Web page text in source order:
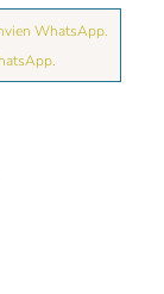
WhatsApp.